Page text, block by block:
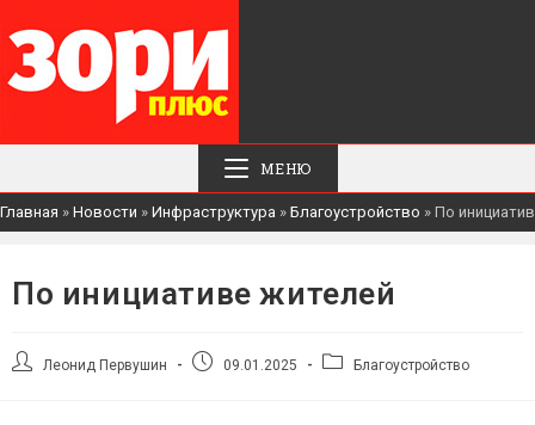
МЕНЮ
Главная » Новости » Инфраструктура » Благоустройство » По
По инициативе жителей
АвторЛеонид Первушин
Запись09.01.2025
РубрикаБлагоустройство